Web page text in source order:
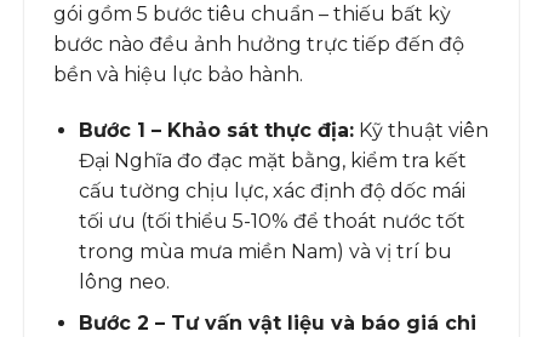
gói gồm 5 bước tiêu chuẩn – thiếu bất kỳ
bước nào đều ảnh hưởng trực tiếp đến độ
bền và hiệu lực bảo hành.
Bước 1 – Khảo sát thực địa:Kỹ thuật viên
Đại Nghĩa đo đạc mặt bằng, kiểm tra kết
cấu tường chịu lực, xác định độ dốc mái
tối ưu (tối thiểu 5-10% để thoát nước tốt
trong mùa mưa miền Nam) và vị trí bu
lông neo.
Bước 2 – Tư vấn vật liệu và báo giá chi